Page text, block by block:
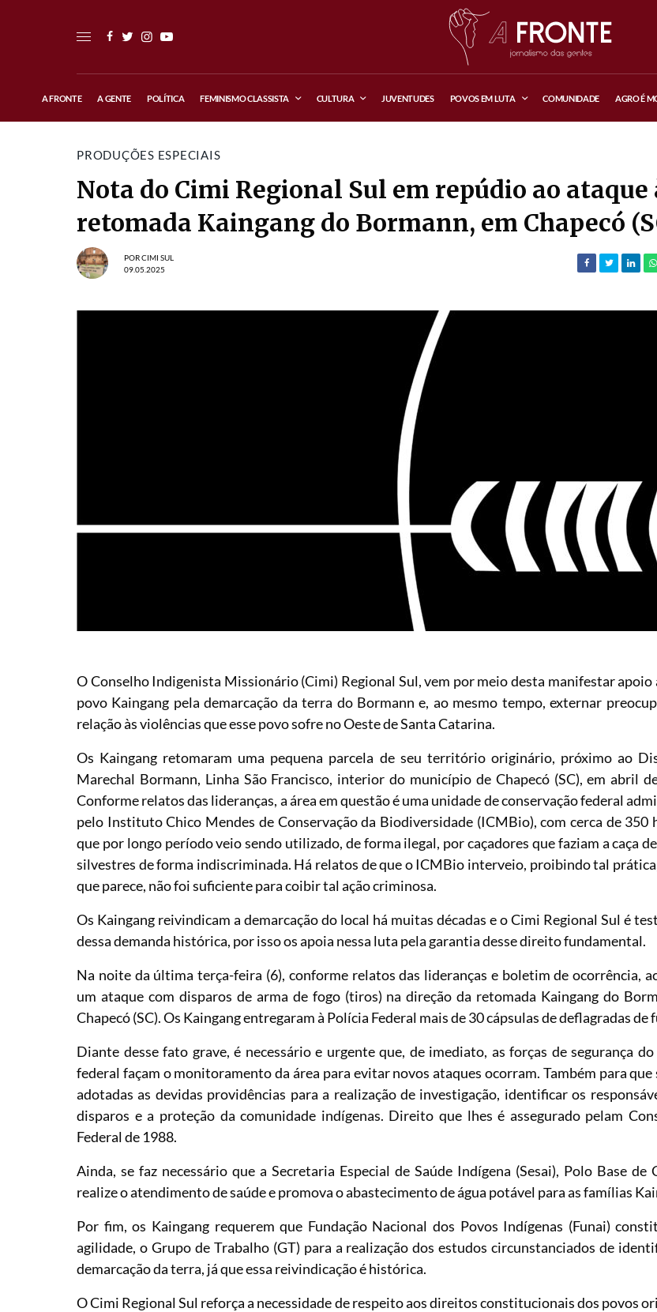
A FRONTE A GENTE POLÍTICA FEMINISMO CLASSISTA CULTURA JUVENTUDES POVOS EM LUTA COMUNIDADE AGRO É
PRODUÇÕES ESPECIAIS
Nota do Cimi Regional Sul em repúdio ao ataque
retomada Kaingang do Bormann, em Chapecó
PORCIMI SUL
09.05.2025
O Conselho Indigenista Missionário (Cimi) Regional Sul, vem por meio desta manifestar apoio
povo Kaingang pela demarcação da terra do Bormann e, ao mesmo tempo, externar
relação às violências que esse povo sofre no Oeste de Santa Catarina.
Os Kaingang retomaram uma pequena parcela de seu território originário, próximo ao
Marechal Bormann, Linha São Francisco, interior do município de Chapecó (SC), em abril
Conforme relatos das lideranças, a área em questão é uma unidade de conservação federal
pelo Instituto Chico Mendes de Conservação da Biodiversidade (ICMBio), com cerca de 350
que por longo período veio sendo utilizado, de forma ilegal, por caçadores que faziam a caça
silvestres de forma indiscriminada. Há relatos de que o ICMBio interveio, proibindo tal
que parece, não foi suficiente para coibir tal ação criminosa.
Os Kaingang reivindicam a demarcação do local há muitas décadas e o Cimi Regional Sul é
dessa demanda histórica, por isso os apoia nessa luta pela garantia desse direito fundamental.
Na noite da última terça-feira (6), conforme relatos das lideranças e boletim de ocorrência,
um ataque com disparos de arma de fogo (tiros) na direção da retomada Kaingang do
Chapecó (SC). Os Kaingang entregaram à Polícia Federal mais de 30 cápsulas de deflagradas de
Diante desse fato grave, é necessário e urgente que, de imediato, as forças de segurança
federal façam o monitoramento da área para evitar novos ataques ocorram. Também para que
adotadas as devidas providências para a realização de investigação, identificar os
disparos e a proteção da comunidade indígenas. Direito que lhes é assegurado pelam
Federal de 1988.
Ainda, se faz necessário que a Secretaria Especial de Saúde Indígena (Sesai), Polo Base de
realize o atendimento de saúde e promova o abastecimento de água potável para as famílias
Por fim, os Kaingang requerem que Fundação Nacional dos Povos Indígenas (Funai)
agilidade, o Grupo de Trabalho (GT) para a realização dos estudos circunstanciados de
demarcação da terra, já que essa reivindicação é histórica.
O Cimi Regional Sul reforça a necessidade de respeito aos direitos constitucionais dos povos